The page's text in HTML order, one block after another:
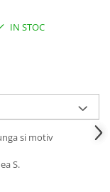
IN STOC
si motiv
S.